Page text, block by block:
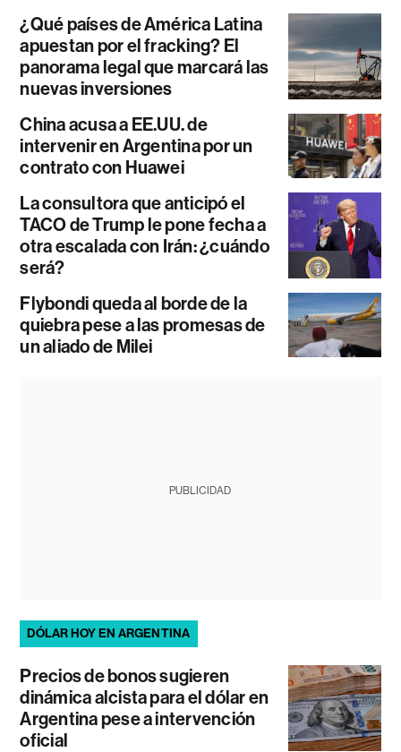
¿Qué países de América Latina
apuestan por el fracking? El
panorama legal que marcará las
nuevas inversiones
China acusa a EE.UU. de
intervenir en Argentina por un
contrato con Huawei
La consultora que anticipó el
TACO de Trump le pone fecha a
otra escalada con Irán: ¿cuándo
será?
Flybondi queda al borde de la
quiebra pese a las promesas de
un aliado de Milei
PUBLICIDAD
DÓLAR HOY EN ARGENTINA
Precios de bonos sugieren
dinámica alcista para el dólar en
Argentina pese a intervención
oficial